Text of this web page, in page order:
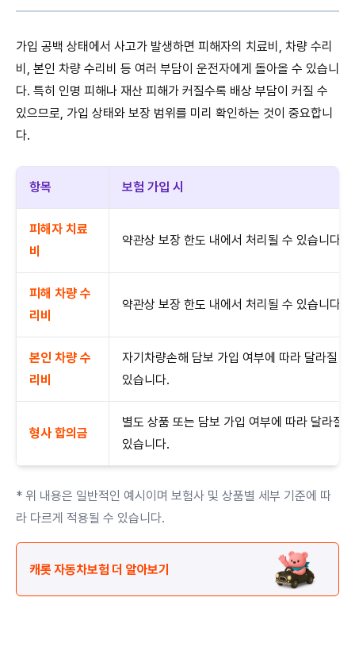
가입 공백 상태에서 사고가 발생하면 피해자의 치료비, 차량 수리
비, 본인 차량 수리비 등 여러 부담이 운전자에게 돌아올 수 있습니
다. 특히 인명 피해나 재산 피해가 커질수록 배상 부담이 커질 수
있으므로, 가입 상태와 보장 범위를 미리 확인하는 것이 중요합니
다.
항목 보험 가입 시
피해자 치료
비
약관상 보장 한도 내에서 처리될 수 있습니다.
피해 차량 수
리비
약관상 보장 한도 내에서 처리될 수 있습니다.
본인 차량 수
리비
자기차량손해 담보 가입 여부에 따라 달라질 수
있습니다.
형사 합의금
별도 상품 또는 담보 가입 여부에 따라 달라질
있습니다.
* 위 내용은 일반적인 예시이며 보험사 및 상품별 세부 기준에 따
라 다르게 적용될 수 있습니다.
캐롯 자동차보험 더 알아보기